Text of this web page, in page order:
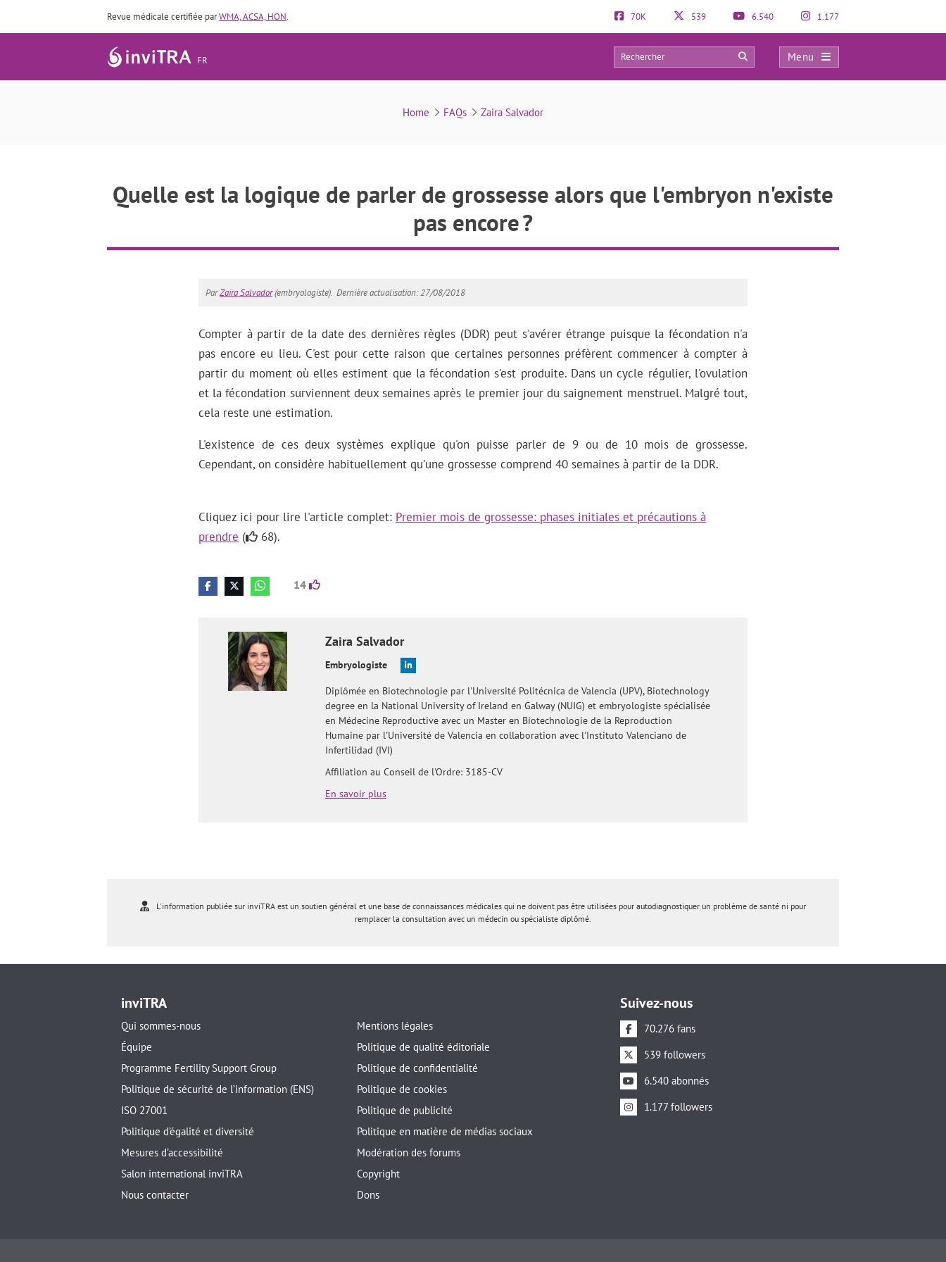
Revue médicale certifiée parWMA, ACSA, HON. 70K 539 6.540 1.177
FR
Menu
FAQs
21 0
Home FAQs Zaira Salvador
Quelle est la logique de parler de grossesse alors que l'embryon n'existe
pas encore ?
ParZaira Salvador(embryologiste). Dernière actualisation: 27/08/2018
Compter à partir de la date des dernières règles (DDR) peut s'avérer étrange puisque la fécondation n'a
pas encore eu lieu. C'est pour cette raison que certaines personnes préfèrent commencer à compter à
partir du moment où elles estiment que la fécondation s'est produite. Dans un cycle régulier, l'ovulation
et la fécondation surviennent deux semaines après le premier jour du saignement menstruel. Malgré tout,
cela reste une estimation.
L'existence de ces deux systèmes explique qu'on puisse parler de 9 ou de 10 mois de grossesse.
Cependant, on considère habituellement qu'une grossesse comprend 40 semaines à partir de la DDR.
Cliquez ici pour lire l'article complet: Premier mois de grossesse: phases initiales et précautions à
prendre ( 68).
14
Zaira Salvador
Embryologiste
Diplômée en Biotechnologie par l'Université Politécnica de Valencia (UPV), Biotechnology
degree en la National University of Ireland en Galway (NUIG) et embryologiste spécialisée
en Médecine Reproductive avec un Master en Biotechnologie de la Reproduction
Humaine par l'Université de Valencia en collaboration avec l'Instituto Valenciano de
Infertilidad (IVI)
Affiliation au Conseil de l'Ordre: 3185-CV
En savoir plus
L'information publiée sur inviTRA est un soutien général et une base de connaissances médicales qui ne doivent pas être utilisées pour autodiagnostiquer un problème de santé ni pour
remplacer la consultation avec un médecin ou spécialiste diplômé.
inviTRA
Qui sommes-nous
Équipe
Programme Fertility Support Group
Politique de sécurité de l’information (ENS)
ISO 27001
Politique d’égalité et diversité
Mesures d’accessibilité
Salon international inviTRA
Nous contacter
Mentions légales
Politique de qualité éditoriale
Politique de confidentialité
Politique de cookies
Politique de publicité
Politique en matière de médias sociaux
Modération des forums
Copyright
Dons
Suivez-nous
70.276 fans
539 followers
6.540 abonnés
1.177 followers